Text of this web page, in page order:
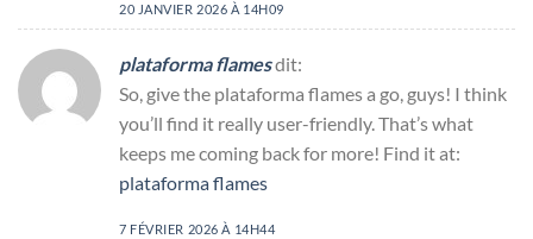
20 JANVIER 2026 À 14H09
plataforma flamesdit:
So, give the plataforma flames a go, guys! I think
you’ll find it really user-friendly. That’s what
keeps me coming back for more! Find it at:
plataforma flames
7 FÉVRIER 2026 À 14H44